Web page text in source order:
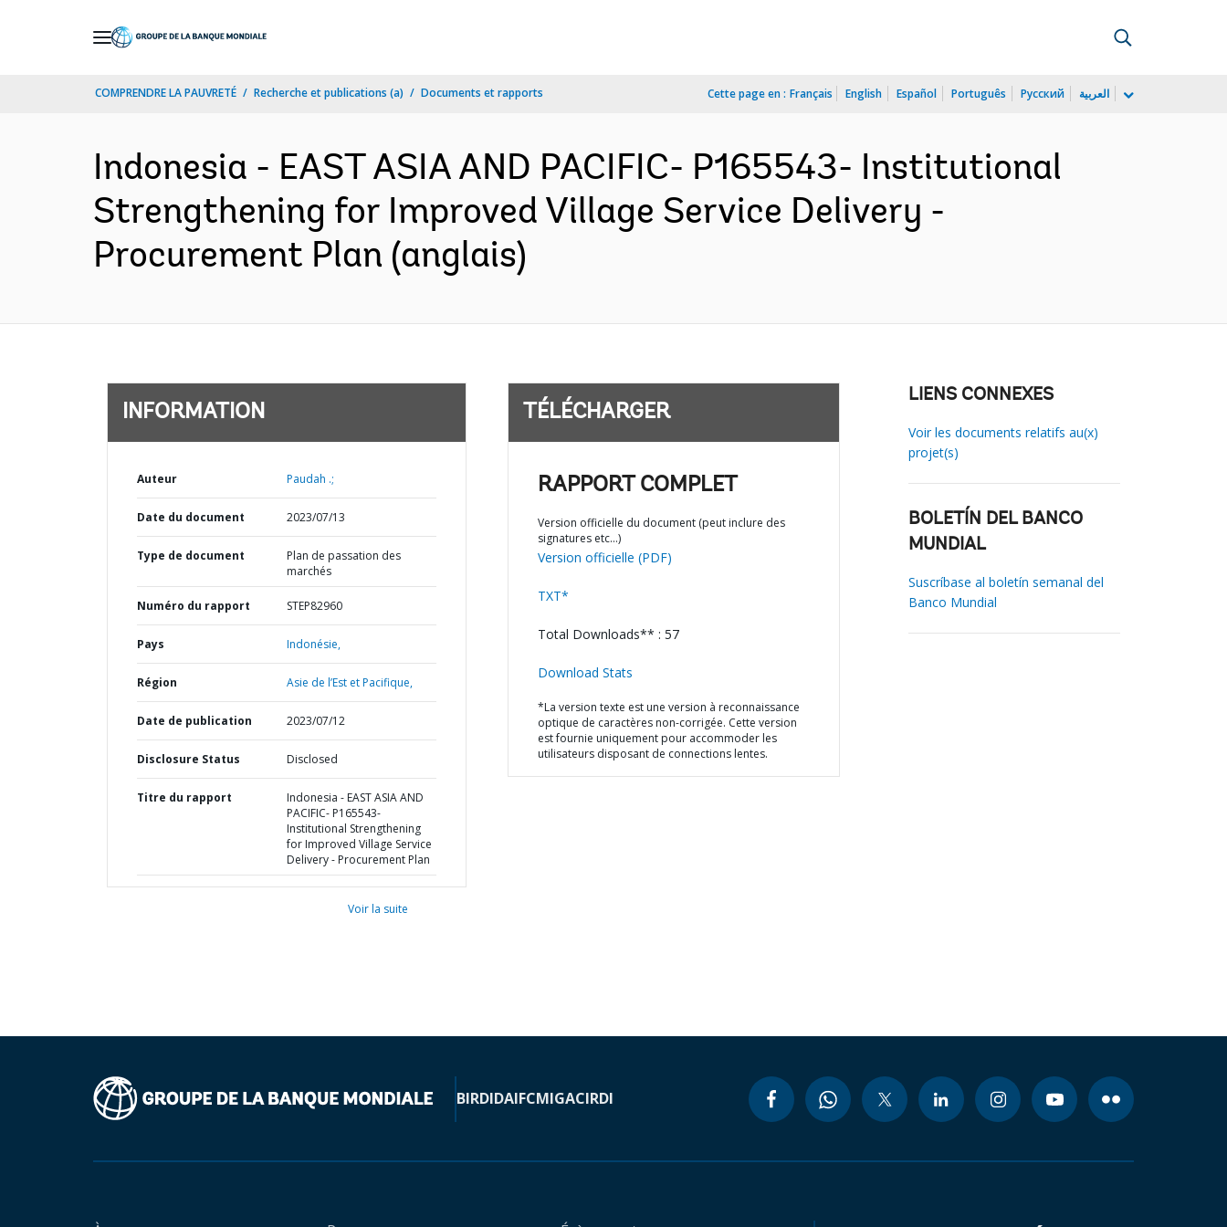
COMPRENDRE LA PAUVRETÉ Recherche et publications (a) Documents et rapports Cette page en : Français English Español Português Русский العربية
Indonesia - EAST ASIA AND PACIFIC- P165543- Institutional
Strengthening for Improved Village Service Delivery -
Procurement Plan (anglais)
INFORMATION
Auteur Paudah .;
Date du document 2023/07/13
Type de document
Plan de passation des
marchés
Numéro du rapport STEP82960
Pays Indonésie,
Région Asie de l’Est et Pacifique,
Date de publication 2023/07/12
Disclosure Status Disclosed
Titre du rapport
Indonesia - EAST ASIA AND
PACIFIC- P165543-
Institutional Strengthening
for Improved Village Service
Delivery - Procurement Plan
Voir la suite
TÉLÉCHARGER
RAPPORT COMPLET
Version officielle du document (peut inclure des
signatures etc…)
Version officielle (PDF)
TXT*
Total Downloads** : 57
Download Stats
*La version texte est une version à reconnaissance
optique de caractères non-corrigée. Cette version
est fournie uniquement pour accommoder les
utilisateurs disposant de connections lentes.
LIENS CONNEXES
Voir les documents relatifs au(x)
projet(s)
BOLETÍN DEL BANCO
MUNDIAL
Suscríbase al boletín semanal del
Banco Mundial
BIRDIDAIFCMIGACIRDI